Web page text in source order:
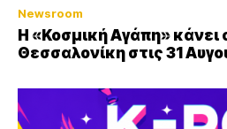
Newsroom
Η «Κοσμική Αγάπη» κάνει
Θεσσαλονίκη στις 31